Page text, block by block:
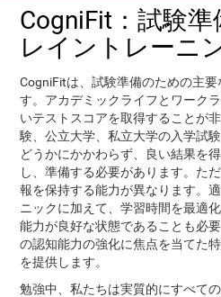
CogniFit：試験
レイントレーニ
CogniFitは、試験準備のための主
す。アカデミックライフとワーク
いテストスコアを取得することが
験、公立大学、私立大学の入学試
どうかにかかわらず、良い結果を
し、準備する必要があります。た
報を保持する能力が異なります。
ニックに加えて、学習時間を最適
能力が良好な状態であることも必
の認知能力の強化に焦点を当てた
を提供します。
勉強中、私たちは実質的にすべて